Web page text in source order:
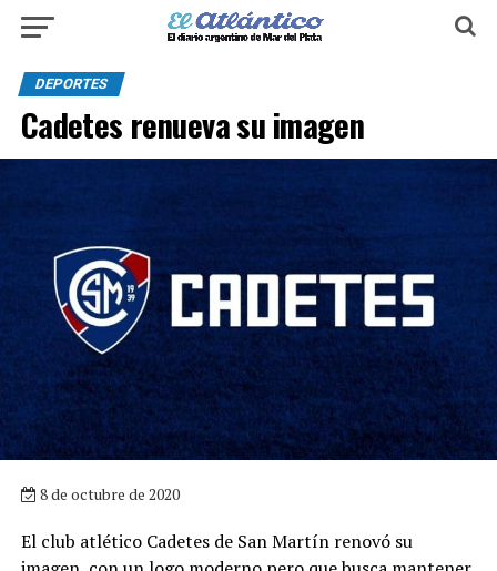
DEPORTES
Cadetes renueva su imagen
8 de octubre de 2020
El club atlético Cadetes de San Martín renovó su